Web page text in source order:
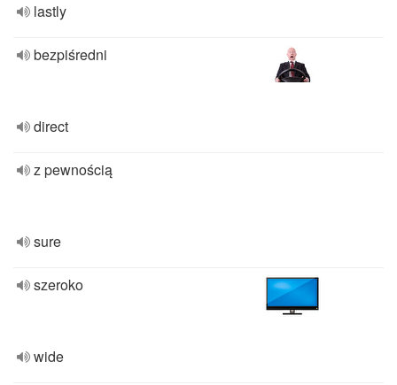
lastly
bezpiśredni
direct
z pewnością
sure
szeroko
wide